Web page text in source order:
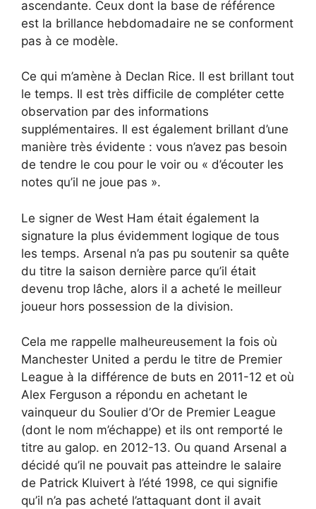
ascendante. Ceux dont la base de référence
est la brillance hebdomadaire ne se conforment
pas à ce modèle.
Ce qui m’amène à Declan Rice. Il est brillant tout
le temps. Il est très difficile de compléter cette
observation par des informations
supplémentaires. Il est également brillant d’une
manière très évidente : vous n’avez pas besoin
de tendre le cou pour le voir ou « d’écouter les
notes qu’il ne joue pas ».
Le signer de West Ham était également la
signature la plus évidemment logique de tous
les temps. Arsenal n’a pas pu soutenir sa quête
du titre la saison dernière parce qu’il était
devenu trop lâche, alors il a acheté le meilleur
joueur hors possession de la division.
Cela me rappelle malheureusement la fois où
Manchester United a perdu le titre de Premier
League à la différence de buts en 2011-12 et où
Alex Ferguson a répondu en achetant le
vainqueur du Soulier d’Or de Premier League
(dont le nom m’échappe) et ils ont remporté le
titre au galop. en 2012-13. Ou quand Arsenal a
décidé qu’il ne pouvait pas atteindre le salaire
de Patrick Kluivert à l’été 1998, ce qui signifie
qu’il n’a pas acheté l’attaquant dont il avait